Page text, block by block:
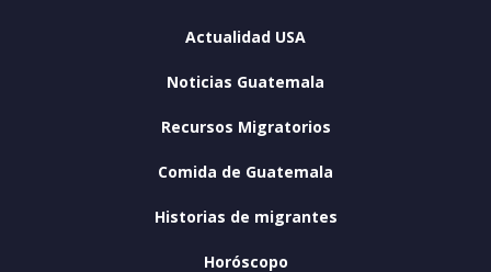
Actualidad USA
Noticias Guatemala
Recursos Migratorios
Comida de Guatemala
Historias de migrantes
Horóscopo